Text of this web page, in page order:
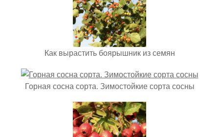
Как вырастить боярышник из семян
Горная сосна сорта. Зимостойкие сорта сосны